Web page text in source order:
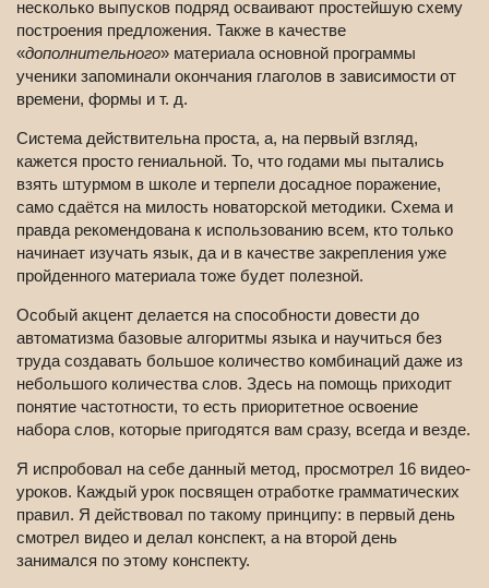
несколько выпусков подряд осваивают простейшую схему
построения предложения. Также в качестве
«дополнительного» материала основной программы
ученики запоминали окончания глаголов в зависимости от
времени, формы и т. д.
Система действительна проста, а, на первый взгляд,
кажется просто гениальной. То, что годами мы пытались
взять штурмом в школе и терпели досадное поражение,
само сдаётся на милость новаторской методики. Схема и
правда рекомендована к использованию всем, кто только
начинает изучать язык, да и в качестве закрепления уже
пройденного материала тоже будет полезной.
Особый акцент делается на способности довести до
автоматизма базовые алгоритмы языка и научиться без
труда создавать большое количество комбинаций даже из
небольшого количества слов. Здесь на помощь приходит
понятие частотности, то есть приоритетное освоение
набора слов, которые пригодятся вам сразу, всегда и везде.
Я испробовал на себе данный метод, просмотрел 16 видео-
уроков. Каждый урок посвящен отработке грамматических
правил. Я действовал по такому принципу: в первый день
смотрел видео и делал конспект, а на второй день
занимался по этому конспекту.